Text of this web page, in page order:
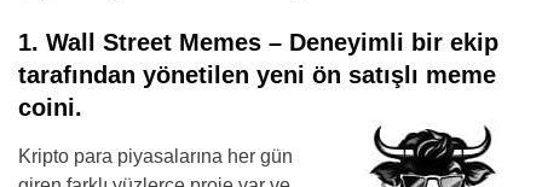
1. Wall Street Memes – Deneyimli bir ekip
tarafından yönetilen yeni ön satışlı meme
coini.
Kripto para piyasalarına her gün